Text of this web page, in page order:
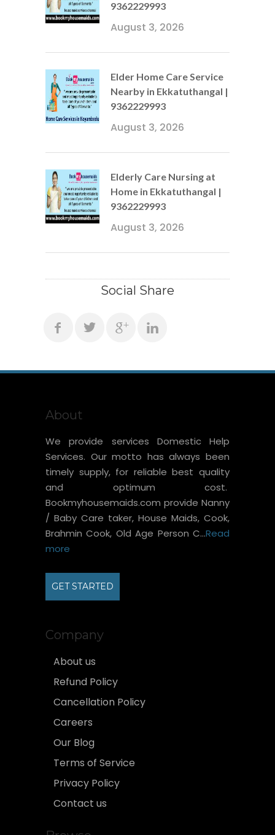
9362229993
August 3, 2026
Elder Home Care Service
Nearby in Ekkatuthangal |
9362229993
August 3, 2026
Elderly Care Nursing at
Home in Ekkatuthangal |
9362229993
August 3, 2026
Social Share
About
We provide services Domestic Help
Services. Our motto has always been
timely supply, for reliable best quality
and optimum cost.
Bookmyhousemaids.com provide Nanny
/ Baby Care taker, House Maids, Cook,
Brahmin Cook, Old Age Person C...Read
more
GET STARTED
Company
About us
Refund Policy
Cancellation Policy
Careers
Our Blog
Terms of Service
Privacy Policy
Contact us